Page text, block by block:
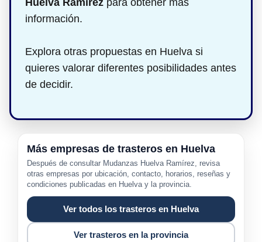
Huelva Ramírez para obtener más
información.
Explora otras propuestas en Huelva si
quieres valorar diferentes posibilidades antes
de decidir.
Más empresas de trasteros en Huelva
Después de consultar Mudanzas Huelva Ramírez, revisa
otras empresas por ubicación, contacto, horarios, reseñas y
condiciones publicadas en Huelva y la provincia.
Ver todos los trasteros en Huelva
Ver trasteros en la provincia